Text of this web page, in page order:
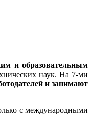
и образовательным
наук. На 7-ми
и занимают
с международными